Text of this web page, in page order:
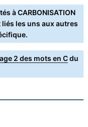
à CARBONISATION
les uns aux autres
2 des mots en Cdu